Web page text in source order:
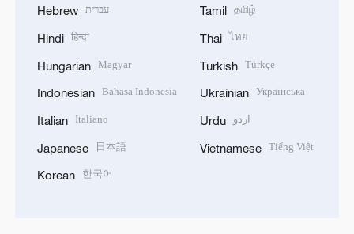
Hebrew עברית
Hindi हिन्दी
Hungarian Magyar
Indonesian Bahasa Indonesia
Italian Italiano
Japanese 日本語
Korean 한국어
Tamil தமிழ்
Thai ไทย
Turkish Türkçe
Ukrainian Українська
Urdu اردو
Vietnamese Tiếng Việt